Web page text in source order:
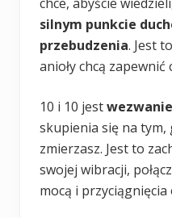
silnym punkcie
przebudzenia. Jest
anioły chcą
10 i 10 jest
skupienia się na tym,
zmierzasz. Jest to
swojej wibracji,
mocą i przyciągnięcia